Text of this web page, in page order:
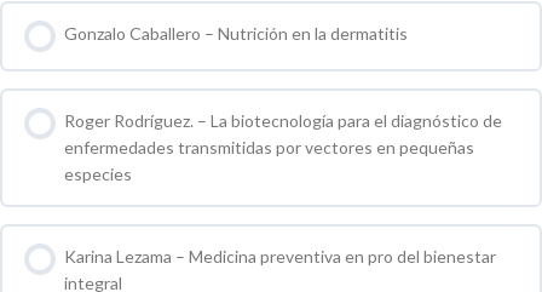
Gonzalo Caballero – Nutrición en la dermatitis
0 % COMPLETO 0 / 0 pasos
Roger Rodríguez. – La biotecnología para el diagnóstico de
enfermedades transmitidas por vectores en pequeñas
especies
0 % COMPLETO 0 / 0 pasos
Karina Lezama – Medicina preventiva en pro del bienestar
integral